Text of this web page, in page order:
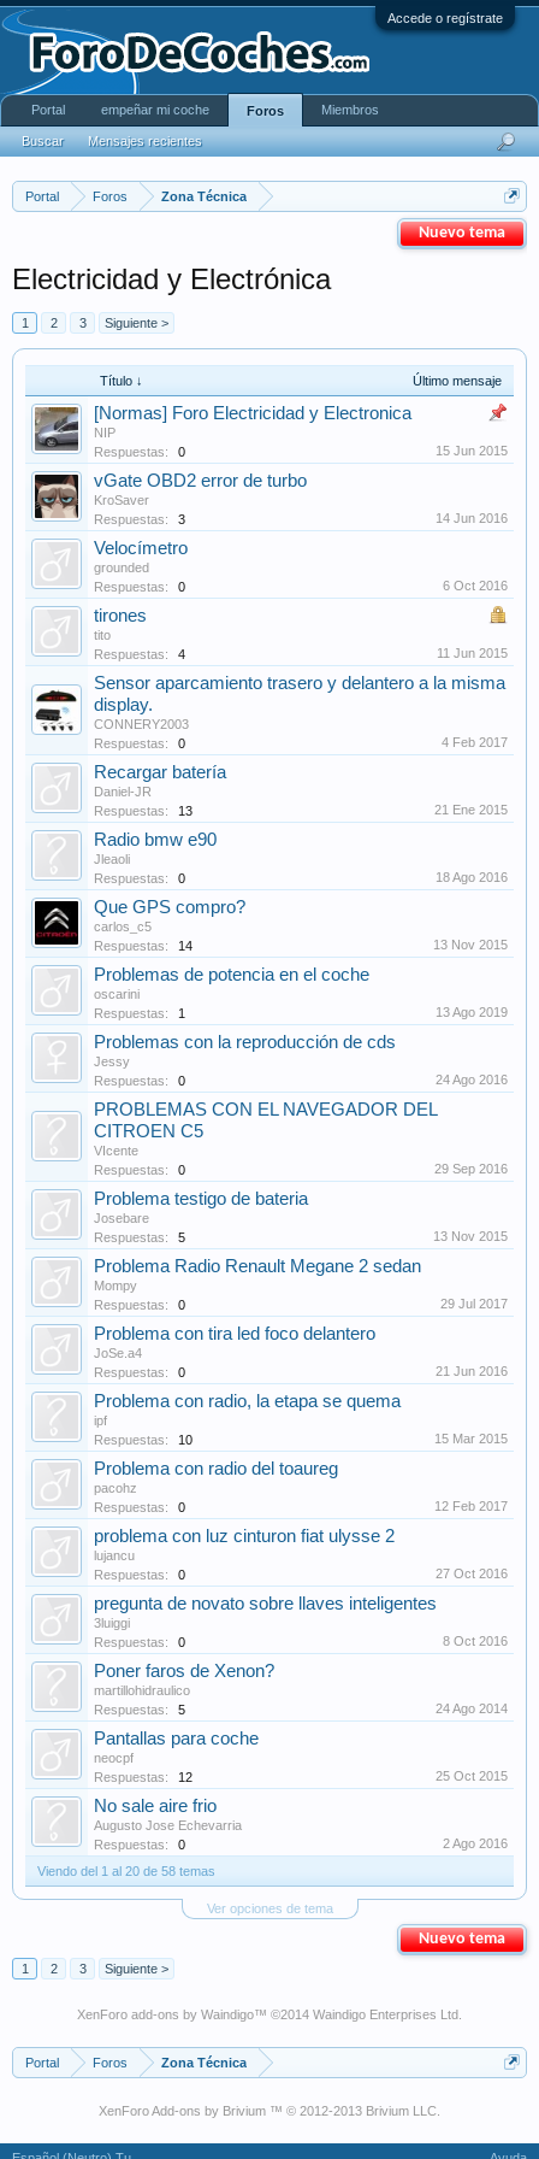
Accede o regístrate
Nuevo tema
Portal Foros Zona Técnica
Electricidad y Electrónica
1 2 3 Siguiente >
Título ↓ Último mensaje
[Normas] Foro Electricidad y Electronica
NIP
Respuestas:
0 15 Jun 2015
vGate OBD2 error de turbo
KroSaver
Respuestas:
3 14 Jun 2016
Velocímetro
grounded
Respuestas:
0 6 Oct 2016
tirones
tito
Respuestas:
4 11 Jun 2015
Sensor aparcamiento trasero y delantero a la misma
display.
CONNERY2003
Respuestas:
0 4 Feb 2017
Recargar batería
Daniel-JR
Respuestas:
13 21 Ene 2015
Radio bmw e90
Jleaoli
Respuestas:
0 18 Ago 2016
Que GPS compro?
carlos_c5
Respuestas:
14 13 Nov 2015
Problemas de potencia en el coche
oscarini
Respuestas:
1 13 Ago 2019
Problemas con la reproducción de cds
Jessy
Respuestas:
0 24 Ago 2016
PROBLEMAS CON EL NAVEGADOR DEL
CITROEN C5
VIcente
Respuestas:
0 29 Sep 2016
Problema testigo de bateria
Josebare
Respuestas:
5 13 Nov 2015
Problema Radio Renault Megane 2 sedan
Mompy
Respuestas:
0 29 Jul 2017
Problema con tira led foco delantero
JoSe.a4
Respuestas:
0 21 Jun 2016
Problema con radio, la etapa se quema
ipf
Respuestas:
10 15 Mar 2015
Problema con radio del toaureg
pacohz
Respuestas:
0 12 Feb 2017
problema con luz cinturon fiat ulysse 2
lujancu
Respuestas:
0 27 Oct 2016
pregunta de novato sobre llaves inteligentes
3luiggi
Respuestas:
0 8 Oct 2016
Poner faros de Xenon?
martillohidraulico
Respuestas:
5 24 Ago 2014
Pantallas para coche
neocpf
Respuestas:
12 25 Oct 2015
No sale aire frio
Augusto Jose Echevarria
Respuestas:
0
2 Ago 2016
Viendo del 1 al 20 de 58 temas
Ver opciones de tema
Nuevo tema
1 2 3 Siguiente >
XenForo add-ons by Waindigo™ ©2014 Waindigo Enterprises Ltd
Portal Foros Zona Técnica
XenForo Add-ons by Brivium ™ © 2012-2013 Brivium LLC.
Portal empeñar mi coche Foros
Buscar Mensajes recientes
Miembros